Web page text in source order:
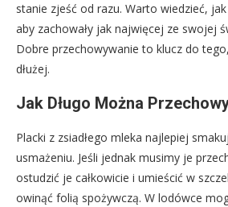
stanie zjeść od razu. Warto wiedzieć,
aby zachowały jak najwięcej ze swojej
Dobre przechowywanie to klucz do
dłużej.
Jak Długo Można
Placki z zsiadłego mleka najlepiej
usmażeniu. Jeśli jednak musimy je
ostudzić je całkowicie i umieścić w
owinąć folią spożywczą. W lodówce